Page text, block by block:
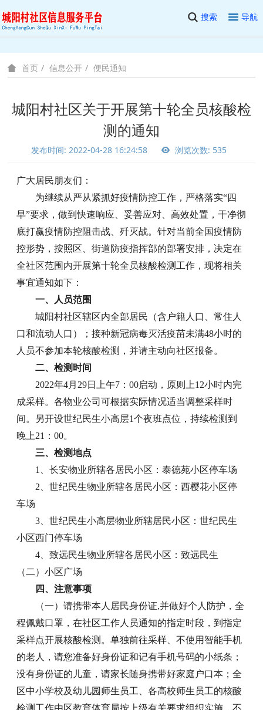
搜索 导航
首页 信息公开 便民通知
城阳村社区关于开展第十轮全员核酸检
测的通知
发布时间: 2022-04-28 16:24:58 浏览次数: 535
广大居民朋友们：
为继续从严从紧抓好疫情防控工作，严格落实“四
早”要求，做到快速响应、妥善应对、高效处置，干净彻
底打赢疫情防控阻击战、歼灭战。针对当前全国疫情防
控形势，按照区、街道防疫指挥部的部署安排，决定在
全社区范围内开展第十轮全员核酸检测工作，现将相关
事宜通知如下：
一、人员范围
城阳村社区辖区内全部居民（含户籍人口、常住人
口和流动人口）；接种新冠病毒灭活疫苗未满48小时的
人员不参加本轮核酸检测，并请主动向社区报备。
二、检测时间
2022年4月29日上午7：00启动，原则上12小时内完
成采样。各物业公司可根据实际情况适当调整采样时
间。另开设世纪民生小高层1个夜班点位，持续检测到
晚上21：00。
三、检测地点
1、长安物业所辖各居民小区：泰德苑小区停车场
2、世纪民生物业所辖各居民小区：西樱花小区停
车场
3、世纪民生小高层物业所辖居民小区：世纪民生
小区西门停车场
4、致远民生物业所辖各居民小区：致远民生
（二）小区广场
四、注意事项
（一）请携带本人居民身份证,并做好个人防护，全
程佩戴口罩，在社区工作人员通知的指定时段，到指定
采样点开展核酸检测。单独前往采样、不使用智能手机
的老人，请您准备好身份证和记有手机号码的小纸条；
没有身份证的儿童，请家长随身携带好家庭户口本；全
区中小学校及幼儿园师生员工、各高校师生员工的核酸
检测工作由区教育体育局按上级有关要求组织实施，不